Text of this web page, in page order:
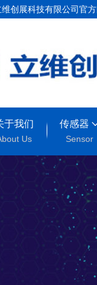
创展科技有限公司官方
于我们
Us
传感器
Sensor